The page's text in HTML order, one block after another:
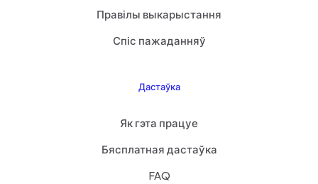
Правілы выкарыстання
Спіс пажаданняў
Дастаўка
Як гэта працуе
Бясплатная дастаўка
FAQ